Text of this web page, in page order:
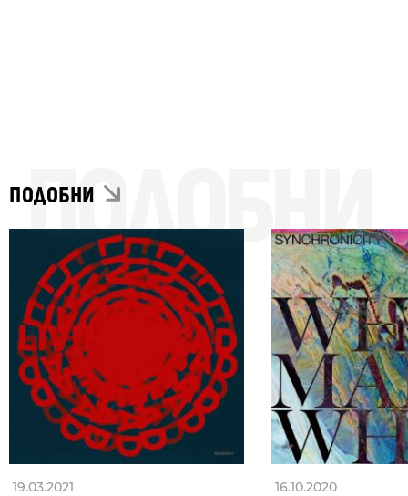
ПОДОБНИ
ПОДОБНИ
19.03.2021 16.10.2020